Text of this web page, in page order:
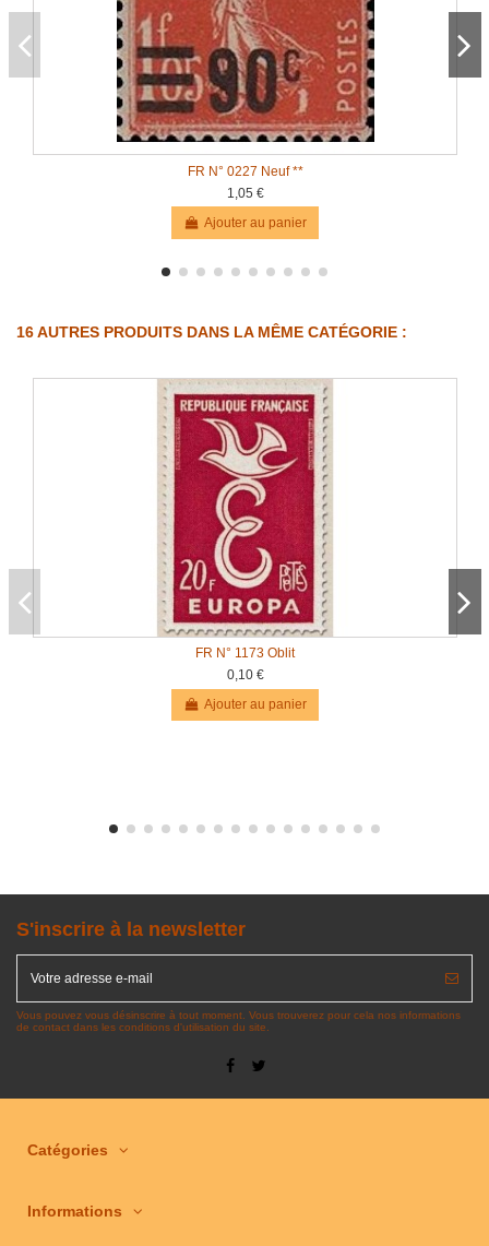
FR N° 0227 Neuf **
1,05 €
Ajouter au panier
16 AUTRES PRODUITS DANS LA MÊME CATÉGORIE :
FR N° 1173 Oblit
0,10 €
Ajouter au panier
S'inscrire à la newsletter
Vous pouvez vous désinscrire à tout moment. Vous trouverez pour cela nos informations
de contact dans les conditions d'utilisation du site.
Catégories
Informations